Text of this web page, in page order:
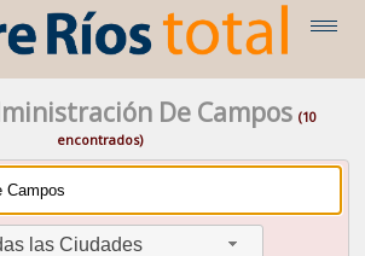
De Campos (10
encontrados)
las Ciudades